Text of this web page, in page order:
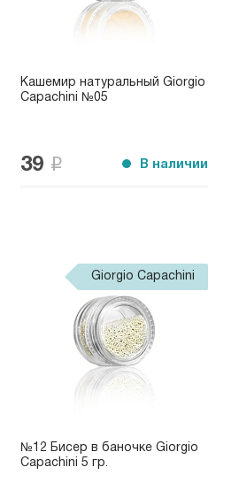
Кашемир натуральный Giorgio
Capachini №05
39 В наличии
Giorgio Capachini
№12 Бисер в баночке Giorgio
Capachini 5 гр.